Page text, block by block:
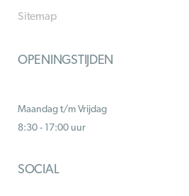
Sitemap
OPENINGSTIJDEN
Maandag t/m Vrijdag
8:30 - 17:00 uur
SOCIAL